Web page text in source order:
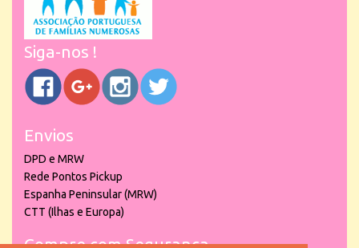
Siga-nos !
Envios
DPD e MRW
Rede Pontos Pickup
Espanha Peninsular (MRW)
CTT (Ilhas e Europa)
Compre com Segurança